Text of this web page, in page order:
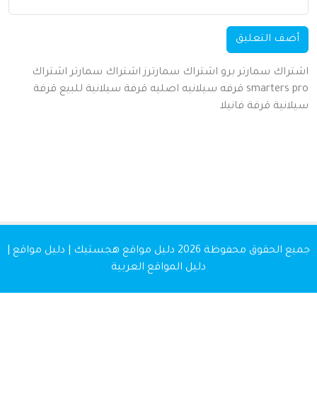
التعليق
سمارتر برو اشتراك سمارترز اشتراك سمارتر اشتراك
smarters قرفه سيلانيه اصليه قرفة سيلانية للبيعقرفة
قرفة فانيلا
الحقوق محفوظة 2026
دليل مواقع هجستيك | دليل مواقع |
دليل المواقع العربية